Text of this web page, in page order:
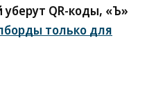
QR-коды, «Ъ»
только для